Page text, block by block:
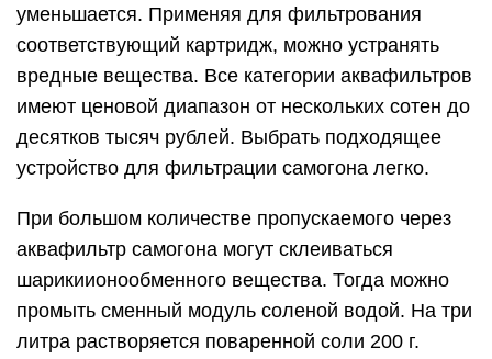
уменьшается. Применяя для фильтрования
соответствующий картридж, можно устранять
вредные вещества. Все категории аквафильтров
имеют ценовой диапазон от нескольких сотен до
десятков тысяч рублей. Выбрать подходящее
устройство для фильтрации самогона легко.
При большом количестве пропускаемого через
аквафильтр самогона могут склеиваться
шарикиионообменного вещества. Тогда можно
промыть сменный модуль соленой водой. На три
литра растворяется поваренной соли 200 г.